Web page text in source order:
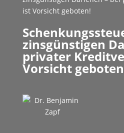
ist Vorsicht geboten!
zinsgünstigen
privater
Vorsicht